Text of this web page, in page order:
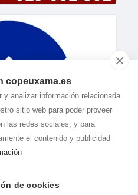
copeuxama.es
analizar información relacionada
sitio web para poder proveer
las redes sociales, y para
el contenido y publicidad
de cookies